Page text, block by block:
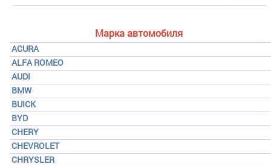
Марка автомобиля
ACURA
ALFA ROMEO
AUDI
BMW
BUICK
BYD
CHERY
CHEVROLET
CHRYSLER